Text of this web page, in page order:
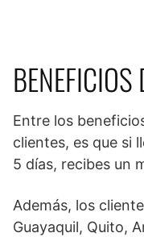
Entre los
clientes, es que si
5 días, recibes un
Además, los
Guayaquil, Quito,